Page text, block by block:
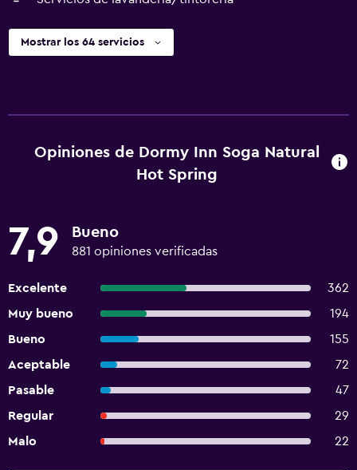
Mostrar los 64 servicios
Opiniones de Dormy Inn Soga Natural
Hot Spring
7,9 Bueno
881 opiniones verificadas
Excelente
362
Muy bueno
194
Bueno
155
Aceptable
72
Pasable
47
Regular
29
Malo
22